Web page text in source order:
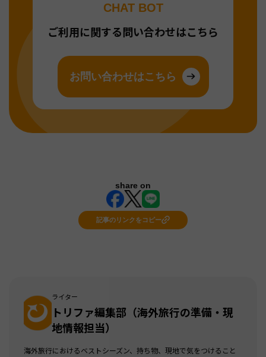
CHAT BOT
ご利用に関する問い合わせはこちら
お問い合わせはこちら
share on
記事のリンクをコピー
ライター
トリファ編集部（海外旅行の準備・現
地情報担当）
海外旅行におけるベストシーズン、持ち物、現地で気をつけること